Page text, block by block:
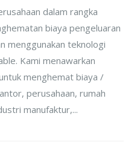
dalam rangka
biaya pengeluaran
menggunakan teknologi
Kami menawarkan
menghemat biaya /
perusahaan, rumah
manufaktur,...